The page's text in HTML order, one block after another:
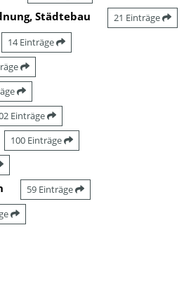
Städtebau 21 Einträge
14 Einträge
Einträge
100 Einträge
59 Einträge